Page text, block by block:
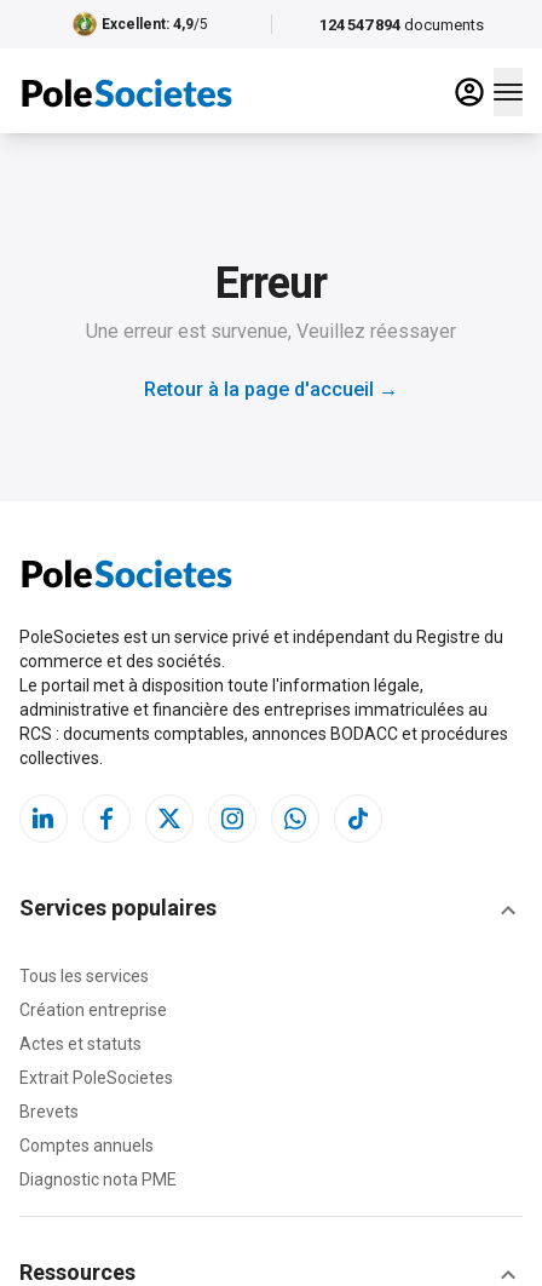
124 547 894 documents
Excellent: 4,9/5
Erreur
Une erreur est survenue, Veuillez réessayer
Retour à la page d'accueil →
PoleSocietes est un service privé et indépendant du Registre du
commerce et des sociétés.
Le portail met à disposition toute l'information légale,
administrative et financière des entreprises immatriculées au
RCS : documents comptables, annonces BODACC et procédures
collectives.
Services populaires
Tous les services
Création entreprise
Actes et statuts
Extrait PoleSocietes
Brevets
Comptes annuels
Diagnostic nota PME
Ressources